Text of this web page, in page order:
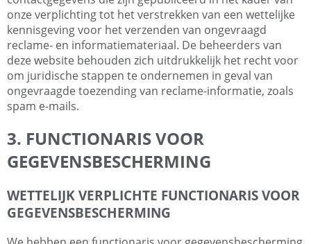
onze verplichting tot het verstrekken van een wettelijke
kennisgeving voor het verzenden van ongevraagd
reclame- en informatiemateriaal. De beheerders van
deze website behouden zich uitdrukkelijk het recht voor
om juridische stappen te ondernemen in geval van
ongevraagde toezending van reclame-informatie, zoals
spam e-mails.
3. FUNCTIONARIS VOOR
GEGEVENSBESCHERMING
WETTELIJK VERPLICHTE FUNCTIONARIS VOOR
GEGEVENSBESCHERMING